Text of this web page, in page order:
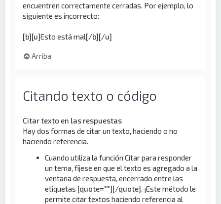
encuentren correctamente cerradas. Por ejemplo, lo
siguiente es incorrecto:
[b][u]Esto está mal[/b][/u]
Arriba
Citando texto o código
Citar texto en las respuestas
Hay dos formas de citar un texto, haciendo o no
haciendo referencia.
Cuando utiliza la función Citar para responder
un tema, fíjese en que el texto es agregado a la
ventana de respuesta, encerrado entre las
etiquetas [quote=""][/quote]. ¡Este método le
permite citar textos haciendo referencia al